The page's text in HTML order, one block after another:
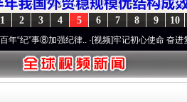
10
9
8
7
6
5
4
3
2
1
加强纪律..·[视频]牢记初心使命 奋进复兴征程丨